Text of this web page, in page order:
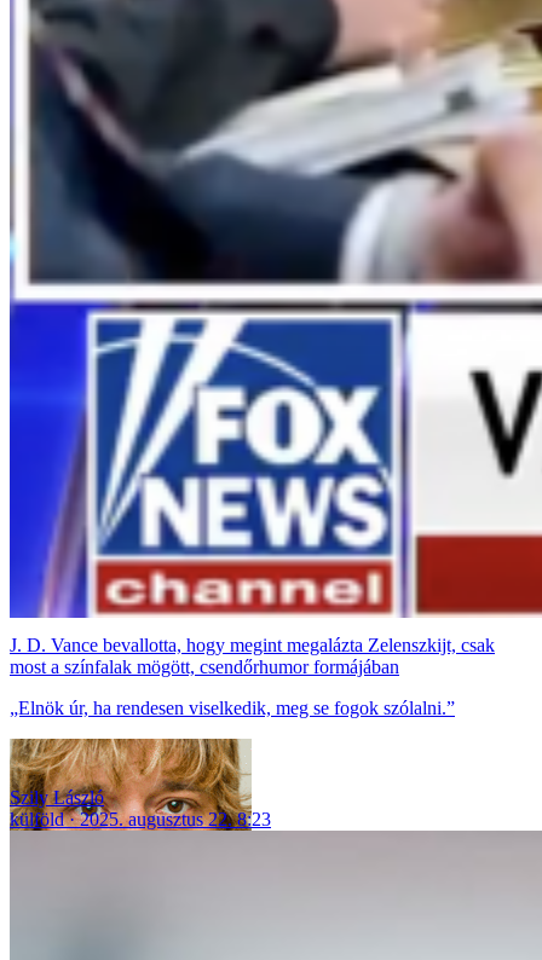
J. D. Vance bevallotta, hogy megint megalázta Zelenszkijt, csak
most a színfalak mögött, csendőrhumor formájában
„Elnök úr, ha rendesen viselkedik, meg se fogok szólalni.”
Szily László
külföld
2025. augusztus 22. 8:23